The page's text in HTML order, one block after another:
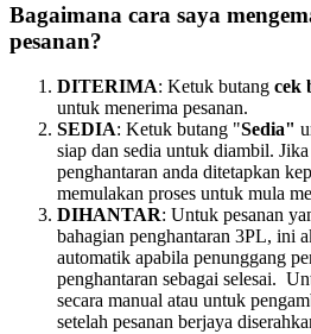
Bagaimana cara saya
pesanan?
DITERIMA: Ketuk butang cek
untuk menerima pesanan.
SEDIA: Ketuk butang "Sedia"
siap dan sedia untuk diambil.
penghantaran anda ditetapkan
memulakan proses untuk mula
DIHANTAR: Untuk pesanan
bahagian penghantaran 3PL, ini
automatik apabila penunggang
penghantaran sebagai selesai.
secara manual atau untuk
setelah pesanan berjaya